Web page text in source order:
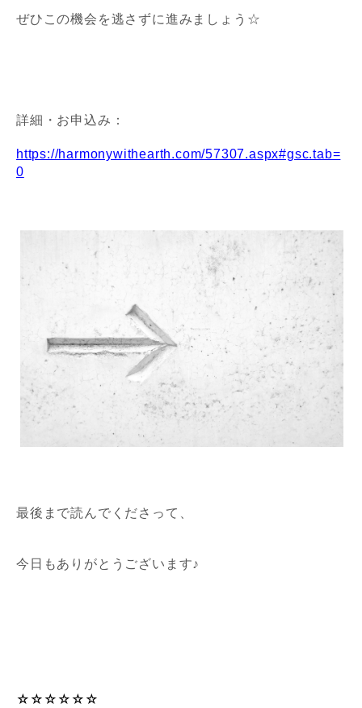
ぜひこの機会を逃さずに進みましょう☆
詳細・お申込み：
https://harmonywithearth.com/57307.aspx#gsc.tab=
0
最後まで読んでくださって、
今日もありがとうございます♪
☆☆☆☆☆☆